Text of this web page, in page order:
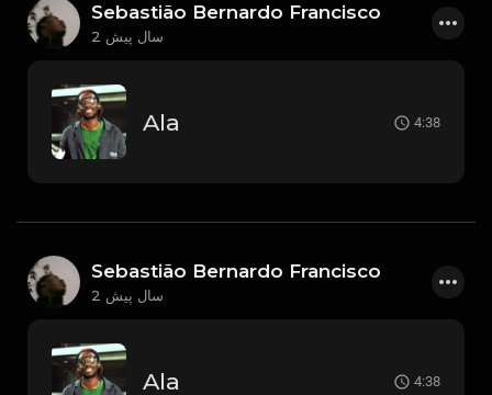
Sebastião Bernardo Francisco
2 سال پیش
Ala 4:38
Sebastião Bernardo Francisco
2 سال پیش
Ala 4:38